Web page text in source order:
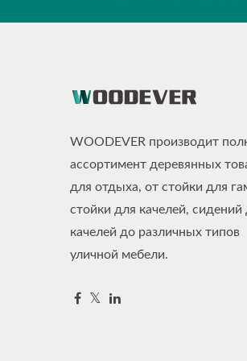
WOODEVER производит
ассортимент деревянных
для отдыха, от стойки для
стойки для качелей, сидений
качелей до различных типов
уличной мебели.